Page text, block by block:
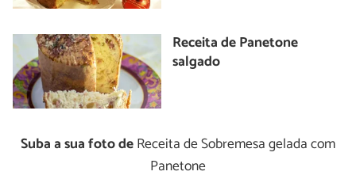
Receita de Panetone
salgado
Suba a sua foto deReceita de Sobremesa gelada com
Panetone